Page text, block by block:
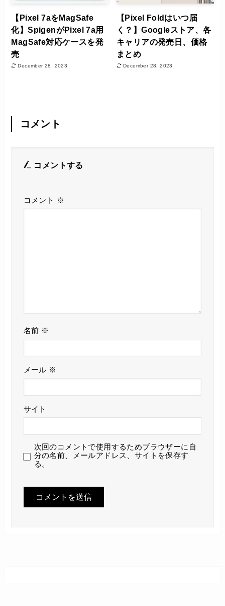
【Pixel 7aをMagSafe
化】SpigenがPixel 7a用
MagSafe対応ケースを発
売
December 28, 2023
【Pixel Foldはいつ届
く？】Googleストア、各
キャリアの発売日、価格
まとめ
December 28, 2023
コメント
コメントする
コメント ※
名前 ※
メール ※
サイト
次回のコメントで使用するためブラウザーに自
分の名前、メールアドレス、サイトを保存す
る。